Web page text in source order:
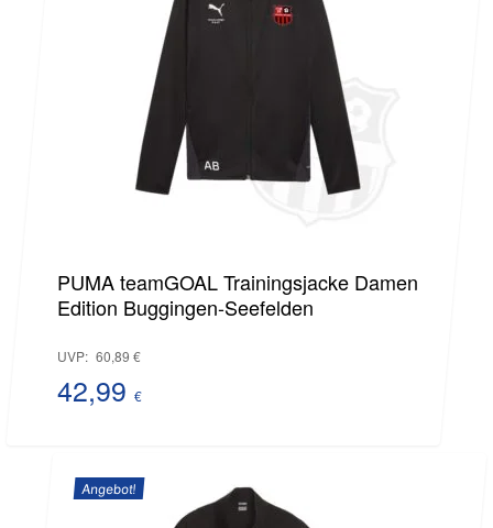
PUMA teamGOAL Trainingsjacke Damen
Edition Buggingen-Seefelden
UVP: 60,89 €
60,89 €
42,99 €
Preis
ist:Angebot!